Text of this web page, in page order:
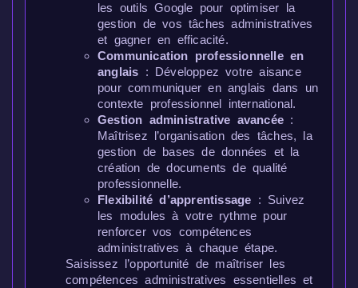
les outils Google pour optimiser la
gestion de vos tâches administratives
et gagner en efficacité.
Communication professionnelle en
anglais : Développez votre aisance
pour communiquer en anglais dans un
contexte professionnel international.
Gestion administrative avancée :
Maîtrisez l’organisation des tâches, la
gestion de bases de données et la
création de documents de qualité
professionnelle.
Flexibilité d’apprentissage : Suivez
les modules à votre rythme pour
renforcer vos compétences
administratives à chaque étape.
Saisissez l’opportunité de maîtriser les
compétences administratives essentielles et